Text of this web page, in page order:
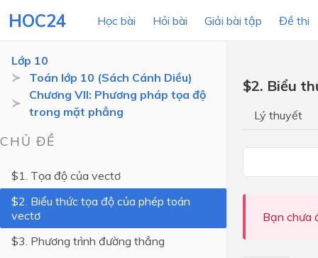
HOC24 Học bài Hỏi bài Giải bài tập Đề thi
LỚP HỌC
Lớp 10
Lớp 8
Lớp 10
Toán lớp 10 (Sách Cánh Diều)
Chương VII: Phương pháp tọa độ
trong mặt phẳng
CHỦ ĐỀ
$1. Tọa độ của vectơ
$2. Biểu thức tọa độ của phép toán
vectơ
$3. Phương trình đường thẳng
$2. Biểu
Lý thuyết
Bạn chưa